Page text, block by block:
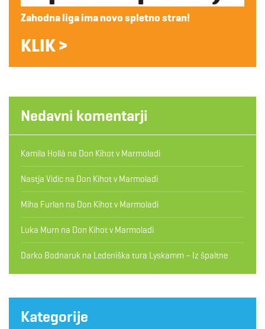
Zahodna liga ima novo spletno stran!
KLIK >
Nedavni komentarji
Kamila Hollá na Don Kihot v Marmoladi
Nastja Vidic na Don Kihot v Marmoladi
Miha Furlan na Don Kihot v Marmoladi
Luka Murn na Don Kihot v Marmoladi
Darko Bodnaruk na Ledeniška tura Lyskamm – Iz špaltne
Kategorije